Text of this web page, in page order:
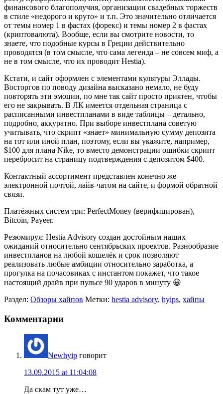
финансового благополучия, организации свадебных торжеств
в стиле «недорого и круто» и т.п. Это значительно отличается
от темы номер 1 в фастах (форекс) и темы номер 2 в фастах
(криптовалюта). Вообще, если вы смотрите новости, то
знаете, что подобные курсы в Греции действительно
проводятся (в том смысле, что сама легенда – не совсем миф, а
не в том смысле, что их проводит Hestia).
Кстати, и сайт оформлен с элементами культуры Эллады.
Восторгов по поводу дизайна высказано немало, не буду
повторять эти эмоции, по мне так сайт просто приятен, чтобы
его не закрывать. В ЛК имеется отдельная страница с
расписанными инвестпланами в виде таблицы – детально,
подробно, аккуратно. При выборе инвестплана советую
учитывать, что скрипт «знает» минимальную сумму депозита
на тот или иной план, поэтому, если вы укажите, например,
$100 для плана Nike, то вместо демонстрации ошибки скрипт
перебросит на страницу подтверждения с депозитом $400.
Контактный ассортимент представлен конечно же
электронной почтой, лайв-чатом на сайте, и формой обратной
связи.
Платёжных систем три: PerfectMoney (верифицирован),
Bitcoin, Payeer.
Резюмируя: Hestia Advisory создан достойным наших
ожиданий относительно сентябрьских проектов. Разнообразие
инвестпланов на любой кошелёк и срок позволяют
реализовать любые амбиции относительно заработка, а
прогулка на почасовиках с инстантом покажет, что такое
настоящий драйв при пульсе 90 ударов в минуту 😀
Раздел: Обзоры хайпов Метки: hestia advisory, hyips, хайпы
Комментарии
Newhyip говорит
13.09.2015 at 11:04:08
Да скам тут уже…